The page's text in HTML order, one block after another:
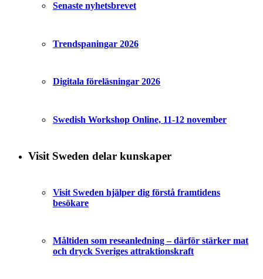
Senaste nyhetsbrevet
Trendspaningar 2026
Digitala föreläsningar 2026
Swedish Workshop Online, 11-12 november
Visit Sweden delar kunskaper
Visit Sweden hjälper dig förstå framtidens
besökare
Måltiden som reseanledning – därför stärker mat
och dryck Sveriges attraktionskraft